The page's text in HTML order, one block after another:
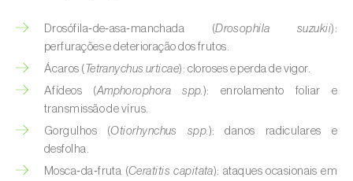
Beringela ( Solanum melongena
Beterraba (Beta spp.)
Bétula (Betula spp.)
Buxo ( Buxus sempervirens L.
Drosófila‑de‑asa‑manchada (Drosophila suzukii):
perfurações e deterioração dos frutos.
Ácaros ( Tetranychus urticae): cloroses e perda de vigor.
Afídeos (Amphorophora spp. ): enrolamento foliar e
transmissão de vírus.
Gorgulhos (Otiorhynchus spp. ): danos radiculares e
desfolha.
Mosca‑da‑fruta (Ceratitis capitata): ataques ocasionais em